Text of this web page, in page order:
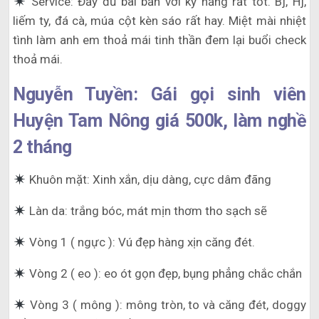
liếm ty, đá cà, múa cột kèn sáo rất hay. Miệt mài nhiệt
tình làm anh em thoả mái tinh thần đem lại buổi check
thoả mái.
Nguyễn Tuyền: Gái gọi sinh viên
Huyện Tam Nông giá 500k, làm nghề
2 tháng
Khuôn mặt: Xinh xắn, dịu dàng, cực dâm đãng
Làn da: trắng bóc, mát mịn thơm tho sạch sẽ
Vòng 1 ( ngực ): Vú đẹp hàng xịn căng đét.
Vòng 2 ( eo ): eo ót gọn đẹp, bụng phẳng chắc chắn
Vòng 3 ( mông ): mông tròn, to và căng đét, doggy